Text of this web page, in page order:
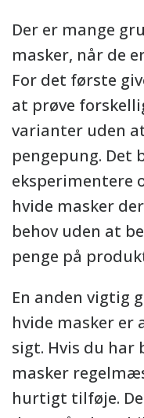
Der er mange
masker, når de
For det første
at prøve
varianter uden
pengepung. Det
eksperimentere
hvide masker
behov uden at
penge på
En anden vigtig
hvide masker er
sigt. Hvis du har
masker
hurtigt tilføje.